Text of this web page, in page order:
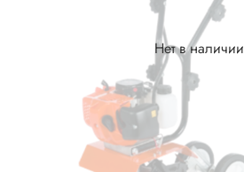
Нет в наличии